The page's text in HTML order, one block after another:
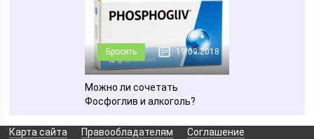
Бросить 19.09.2018
Можно ли сочетать
Фосфоглив и алкоголь?
Карта сайта Правообладателям Соглашение